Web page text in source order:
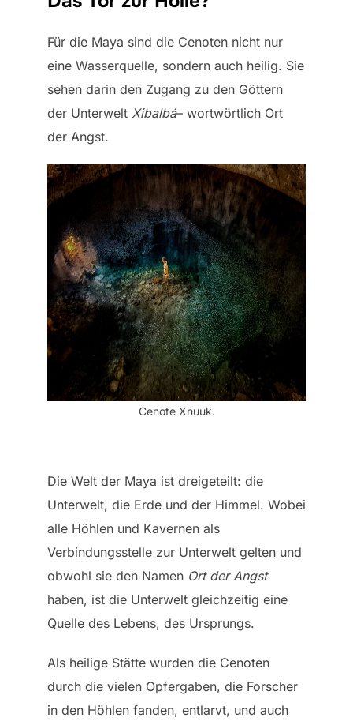
Für die Maya sind die Cenoten nicht nur
eine Wasserquelle, sondern auch heilig. Sie
sehen darin den Zugang zu den Göttern
der Unterwelt Xibalbá– wortwörtlich Ort
der Angst.
Cenote Xnuuk.
Die Welt der Maya ist dreigeteilt: die
Unterwelt, die Erde und der Himmel. Wobei
alle Höhlen und Kavernen als
Verbindungsstelle zur Unterwelt gelten und
obwohl sie den Namen Ort der Angst
haben, ist die Unterwelt gleichzeitig eine
Quelle des Lebens, des Ursprungs.
Als heilige Stätte wurden die Cenoten
durch die vielen Opfergaben, die Forscher
in den Höhlen fanden, entlarvt, und auch